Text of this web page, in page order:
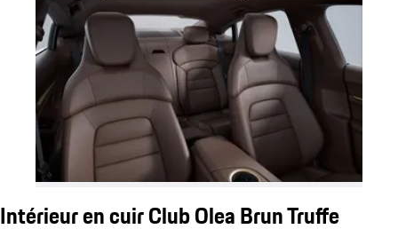
Intérieur en cuir Club Olea Brun Truffe